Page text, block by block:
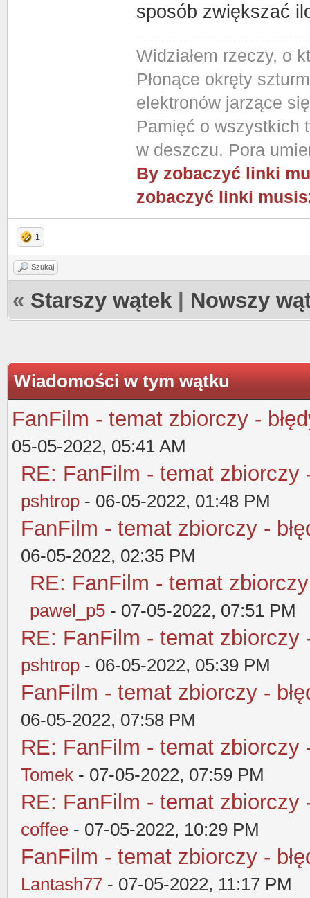
sposób zwiększać
Widziałem rzeczy, o
Płonące okręty
elektronów jarzące
Pamięć o wszystkich
w deszczu. Pora
By zobaczyć linki
zobaczyć linki
1
Szukaj
« Starszy wątek Nowszy
Wiadomości w tym wątku
FanFilm - temat zbiorczy -
05-05-2022, 05:41 AM
RE: FanFilm - temat zbiorczy
pshtrop - 06-05-2022, 01:48 PM
FanFilm - temat zbiorczy -
06-05-2022, 02:35 PM
RE: FanFilm - temat
pawel_p5 - 07-05-2022, 07:51 PM
RE: FanFilm - temat zbiorczy
pshtrop - 06-05-2022, 05:39 PM
FanFilm - temat zbiorczy -
06-05-2022, 07:58 PM
RE: FanFilm - temat zbiorczy
Tomek - 07-05-2022, 07:59 PM
RE: FanFilm - temat zbiorczy
coffee - 07-05-2022, 10:29 PM
FanFilm - temat zbiorczy -
Lantash77 - 07-05-2022, 11:17 PM